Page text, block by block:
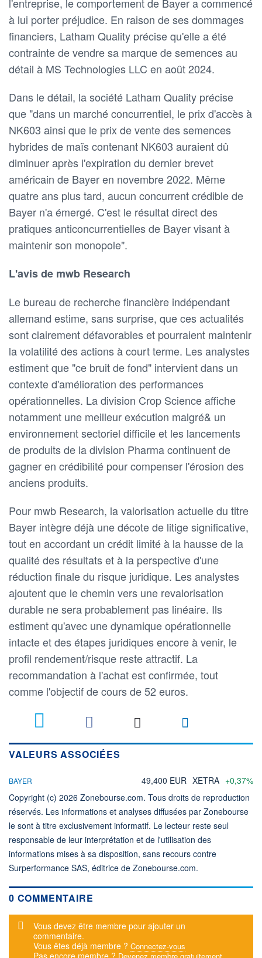
à lui porter préjudice. En raison de ses dommages
financiers, Latham Quality précise qu'elle a été
contrainte de vendre sa marque de semences au
détail à MS Technologies LLC en août 2024.
Dans le détail, la société Latham Quality précise
que "dans un marché concurrentiel, le prix d'accès à
NK603 ainsi que le prix de vente des semences
hybrides de maïs contenant NK603 auraient dû
diminuer après l'expiration du dernier brevet
américain de Bayer en novembre 2022. Même
quatre ans plus tard, aucun concurrent crédible de
Bayer n'a émergé. C'est le résultat direct des
pratiques anticoncurrentielles de Bayer visant à
maintenir son monopole".
L'avis de mwb Research
Le bureau de recherche financière indépendant
allemand estime, sans surprise, que ces actualités
sont clairement défavorables et pourraient maintenir
la volatilité des actions à court terme. Les analystes
estiment que "ce bruit de fond" intervient dans un
contexte d'amélioration des performances
opérationnelles. La division Crop Science affiche
notamment une meilleur exécution malgré& un
environnement sectoriel difficile et les lancements
de produits de la division Pharma continuent de
gagner en crédibilité pour compenser l'érosion des
anciens produits.
Pour mwb Research, la valorisation actuelle du titre
Bayer intègre déjà une décote de litige significative,
tout en accordant un crédit limité à la hausse de la
qualité des résultats et à la perspective d'une
réduction finale du risque juridique. Les analystes
ajoutent que le chemin vers une revalorisation
durable ne sera probablement pas linéaire. Ils
estiment qu'avec une dynamique opérationnelle
intacte et des étapes juridiques encore à venir, le
profil rendement/risque reste attractif. La
recommandation à l'achat est confirmée, tout
comme l'objectif de cours de 52 euros.
VALEURS ASSOCIÉES
BAYER 49,400 EUR XETRA +0,37%
Copyright (c) 2026 Zonebourse.com. Tous droits de reproduction
réservés. Les informations et analyses diffusées par Zonebourse
le sont à titre exclusivement informatif. Le lecteur reste seul
responsable de leur interprétation et de l'utilisation des
informations mises à sa disposition, sans recours contre
Surperformance SAS, éditrice de Zonebourse.com.
0 COMMENTAIRE
Message d'alerte
Vous devez être membre pour ajouter un
commentaire.
Vous êtes déjà membre ? Connectez-vous
Pas encore membre ?